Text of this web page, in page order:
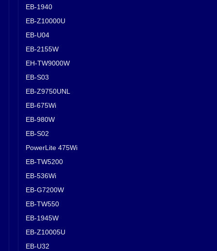
EB-1940
EB-Z10000U
EB-U04
EB-2155W
EH-TW9000W
EB-S03
EB-Z9750UNL
EB-675Wi
EB-980W
EB-S02
PowerLite 475Wi
EB-TW5200
EB-536Wi
EB-G7200W
EB-TW550
EB-1945W
EB-Z10005U
EB-U32